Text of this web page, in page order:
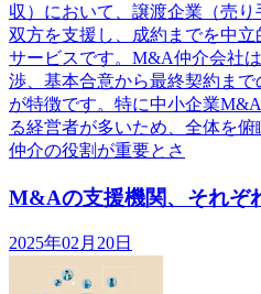
収）において、譲渡企業（売
双方を支援し、成約までを中
サービスです。M&A仲介会社
渉、基本合意から最終契約ま
が特徴です。特に中小企業
る経営者が多いため、全体を
仲介の役割が重要とさ
M&Aの支援機関、それぞ
2025年02月20日